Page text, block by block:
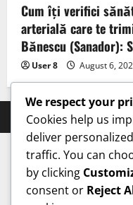
Cum îți verifici
arterială care te
Bănescu (Sanador):
User 8 August 6,
Prahova
We respect your
Cookies help us
deliver
traffic. You can
by clicking
consent or Reject